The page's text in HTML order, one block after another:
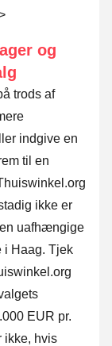
og
trods af
indgive en
til en
ikke er
uafhængige
i Haag. Tjek
EUR pr.
ikke, hvis